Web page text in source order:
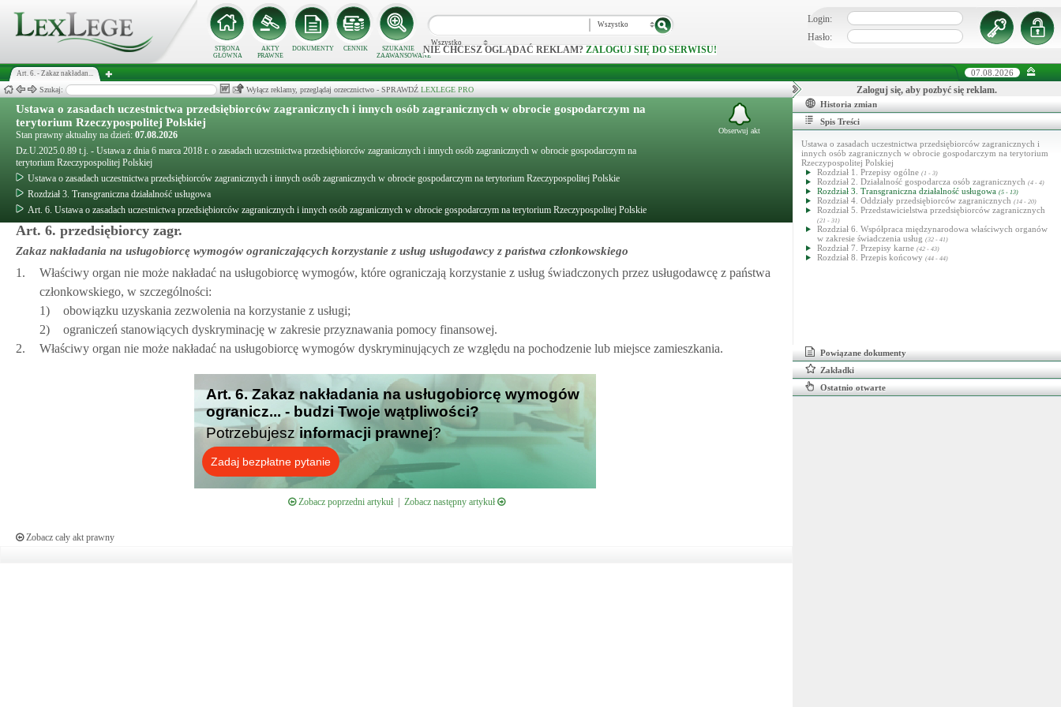
STRONA
GŁÓWNA
AKTY
PRAWNE
DOKUMENTY CENNIK
SZUKANIE
ZAAWANSOWANE
Wszystko
Wszystko
NIE CHCESZ OGLĄDAĆ REKLAM? ZALOGUJ SIĘ DO SERWISU!
Login:
Hasło:
Art. 6. - Zakaz nakładan... 07.08.2026
Szukaj: Wyłącz reklamy, przeglądaj orzecznictwo - SPRAWDŹ LEXLEGE PRO
Ustawa o zasadach uczestnictwa przedsiębiorców zagranicznych i innych osób zagranicznych w obrocie gospodarczym na
terytorium Rzeczypospolitej Polskiej
Stan prawny aktualny na dzień: 07.08.2026
Dz.U.2025.0.89 t.j. - Ustawa z dnia 6 marca 2018 r. o zasadach uczestnictwa przedsiębiorców zagranicznych i innych osób zagranicznych w obrocie gospodarczym na
terytorium Rzeczypospolitej Polskiej
Ustawa o zasadach uczestnictwa przedsiębiorców zagranicznych i innych osób zagranicznych w obrocie gospodarczym na terytorium Rzeczypospolitej Polskie
Rozdział 3. Transgraniczna działalność usługowa
Art. 6. Ustawa o zasadach uczestnictwa przedsiębiorców zagranicznych i innych osób zagranicznych w obrocie gospodarczym na terytorium Rzeczypospolitej Polskie
Obserwuj akt
Art. 6. przedsiębiorcy zagr.
Zakaz nakładania na usługobiorcę wymogów ograniczających korzystanie z usług usługodawcy z państwa członkowskiego
1.
Właściwy organ nie może nakładać na usługobiorcę wymogów, które ograniczają korzystanie z usług świadczonych przez usługodawcę z państwa
członkowskiego, w szczególności:
1)
obowiązku uzyskania zezwolenia na korzystanie z usługi;
2)
ograniczeń stanowiących dyskryminację w zakresie przyznawania pomocy finansowej.
2.
Właściwy organ nie może nakładać na usługobiorcę wymogów dyskryminujących ze względu na pochodzenie lub miejsce zamieszkania.
Art. 6. Zakaz nakładania na usługobiorcę wymogów
ogranicz... - budzi Twoje wątpliwości?
Potrzebujesz informacji prawnej?
Zadaj bezpłatne pytanie
Zobacz poprzedni artykuł| Zobacz następny artykuł
Zobacz cały akt prawny
Zaloguj się, aby pozbyć się reklam.
Historia zmian
Spis Treści
Ustawa o zasadach uczestnictwa przedsiębiorców zagranicznych i
innych osób zagranicznych w obrocie gospodarczym na terytorium
Rzeczypospolitej Polskiej
Rozdział 1. Przepisy ogólne (1 - 3)
Rozdział 2. Działalność gospodarcza osób zagranicznych (4 - 4)
Rozdział 3. Transgraniczna działalność usługowa (5 - 13)
Rozdział 4. Oddziały przedsiębiorców zagranicznych (14 - 20)
Rozdział 5. Przedstawicielstwa przedsiębiorców zagranicznych
(21 - 31)
Rozdział 6. Współpraca międzynarodowa właściwych organów
w zakresie świadczenia usług (32 - 41)
Rozdział 7. Przepisy karne (42 - 43)
Rozdział 8. Przepis końcowy (44 - 44)
Powiązane dokumenty
Zakładki
Ostatnio otwarte